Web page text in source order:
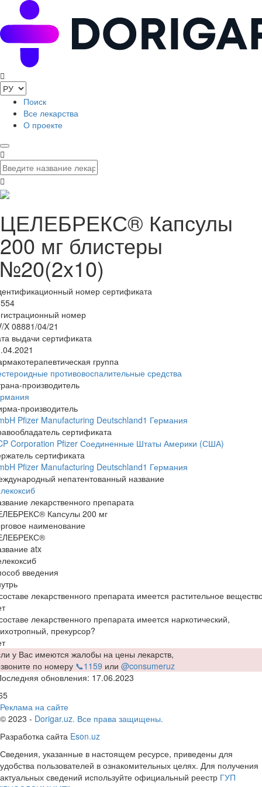
Поиск
Все лекарства
О проекте
ЦЕЛЕБРЕКС® Капсулы
200 мг блистеры
№20(2x10)
номер сертификата
номер
X 08881/04/21
выдачи сертификата
группа
противовоспалительные средства
производитель
производитель
Pfizer Manufacturing Deutschland1 Германия
сертификата
Corporation Pfizer Соединенные Штаты Америки (США)
сертификата
Pfizer Manufacturing Deutschland1 Германия
непатентованный название
лекарственного препарата
Капсулы 200 мг
наименование
atx
введения
лекарственного препарата имеется растительное
лекарственного препарата имеется наркотический,
прекурсор?
у Вас имеются жалобы на цены лекарств,
по номеру 📞1159 или @consumeruz
обновления: 17.06.2023
Реклама на сайте
© 2023 - Dorigar.uz. Все права защищены.
Разработка сайта Eson.uz
Сведения, указанные в настоящем ресурсе, приведены для
удобства пользователей в ознакомительных целях. Для получения
актуальных сведений используйте официальный реестр ГУП